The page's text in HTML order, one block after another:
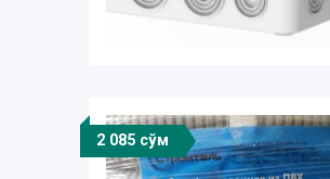
2 085 сўм